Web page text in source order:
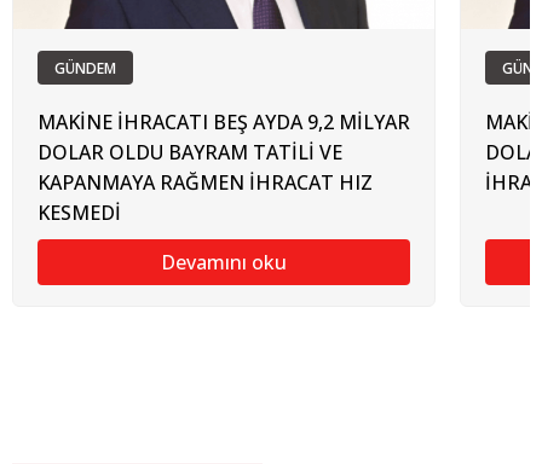
GÜNDEM
MAKİNE İHRACATI BEŞ AYDA 9,2 MİLYAR
DOLAR OLDU BAYRAM TATİLİ VE
KAPANMAYA RAĞMEN İHRACAT HIZ
KESMEDİ
Devamını oku